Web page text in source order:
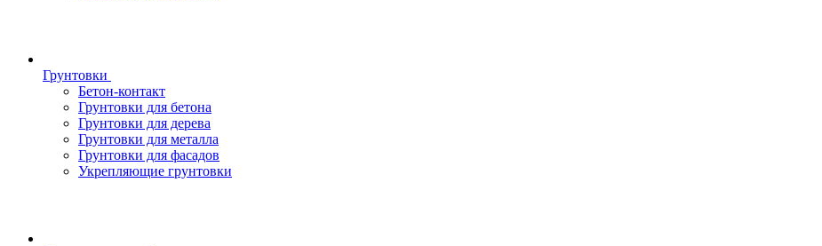
Грунтовки
Бетон-контакт
Грунтовки для бетона
Грунтовки для дерева
Грунтовки для металла
Грунтовки для фасадов
Укрепляющие грунтовки